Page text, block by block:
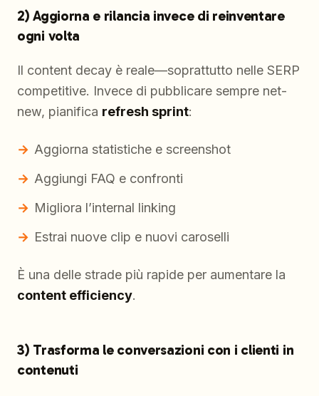
2) Aggiorna e rilancia invece di reinventare
ogni volta
Il content decay è reale—soprattutto nelle SERP
competitive. Invece di pubblicare sempre net-
new, pianifica refresh sprint:
Aggiorna statistiche e screenshot
Aggiungi FAQ e confronti
Migliora l’internal linking
Estrai nuove clip e nuovi caroselli
È una delle strade più rapide per aumentare la
content efficiency.
3) Trasforma le conversazioni con i clienti in
contenuti